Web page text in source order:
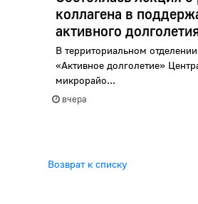
коллагена в
активного
В территориальном
«Активное долголетие»
микрорайо...
вчера
Возврат к списку